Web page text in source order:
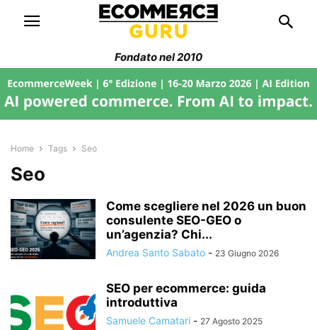
Fondato nel 2010
Home Tags Seo
Seo
Come scegliere nel 2026 un buon
consulente SEO-GEO o
un’agenzia? Chi...
Andrea Santo Sabato - 23 Giugno 2026
SEO per ecommerce: guida
introduttiva
Samuele Camatari - 27 Agosto 2025